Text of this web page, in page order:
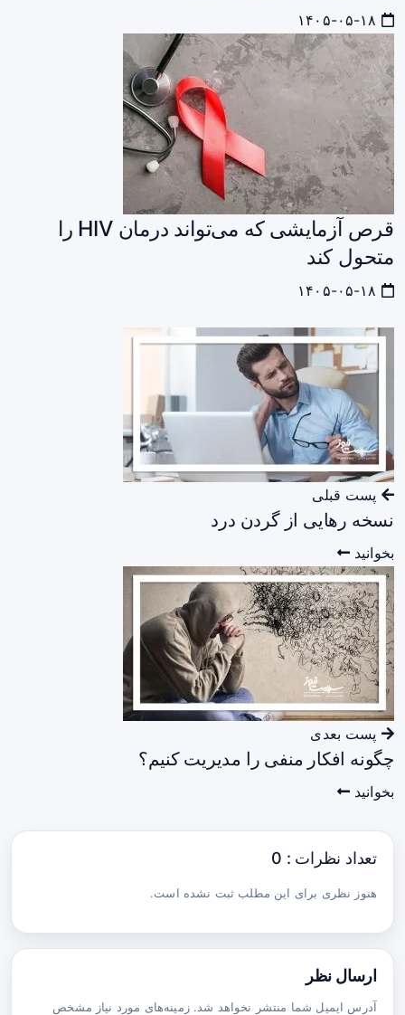
قرص آزمایشی که می‌تواند درمان HIV را
متحول کند
پست قبلی
نسخه رهایی از گردن درد
بخوانید
پست بعدی
چگونه افکار منفی را مدیریت کنیم؟
بخوانید
تعداد نظرات : 0
هنوز نظری برای این مطلب ثبت نشده است.
ارسال نظر
آدرس ایمیل شما منتشر نخواهد شد. زمینه‌های مورد نیاز مشخص